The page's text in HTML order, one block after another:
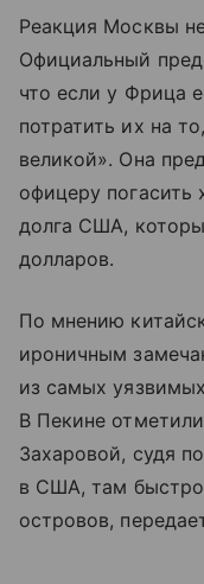
Реакция Москвы
Официальный
что если у Фрица
потратить их на
великой». Она
офицеру погасить
долга США,
долларов.
По мнению
ироничным
из самых
В Пекине
Захаровой, судя
в США, там быстро
островов,